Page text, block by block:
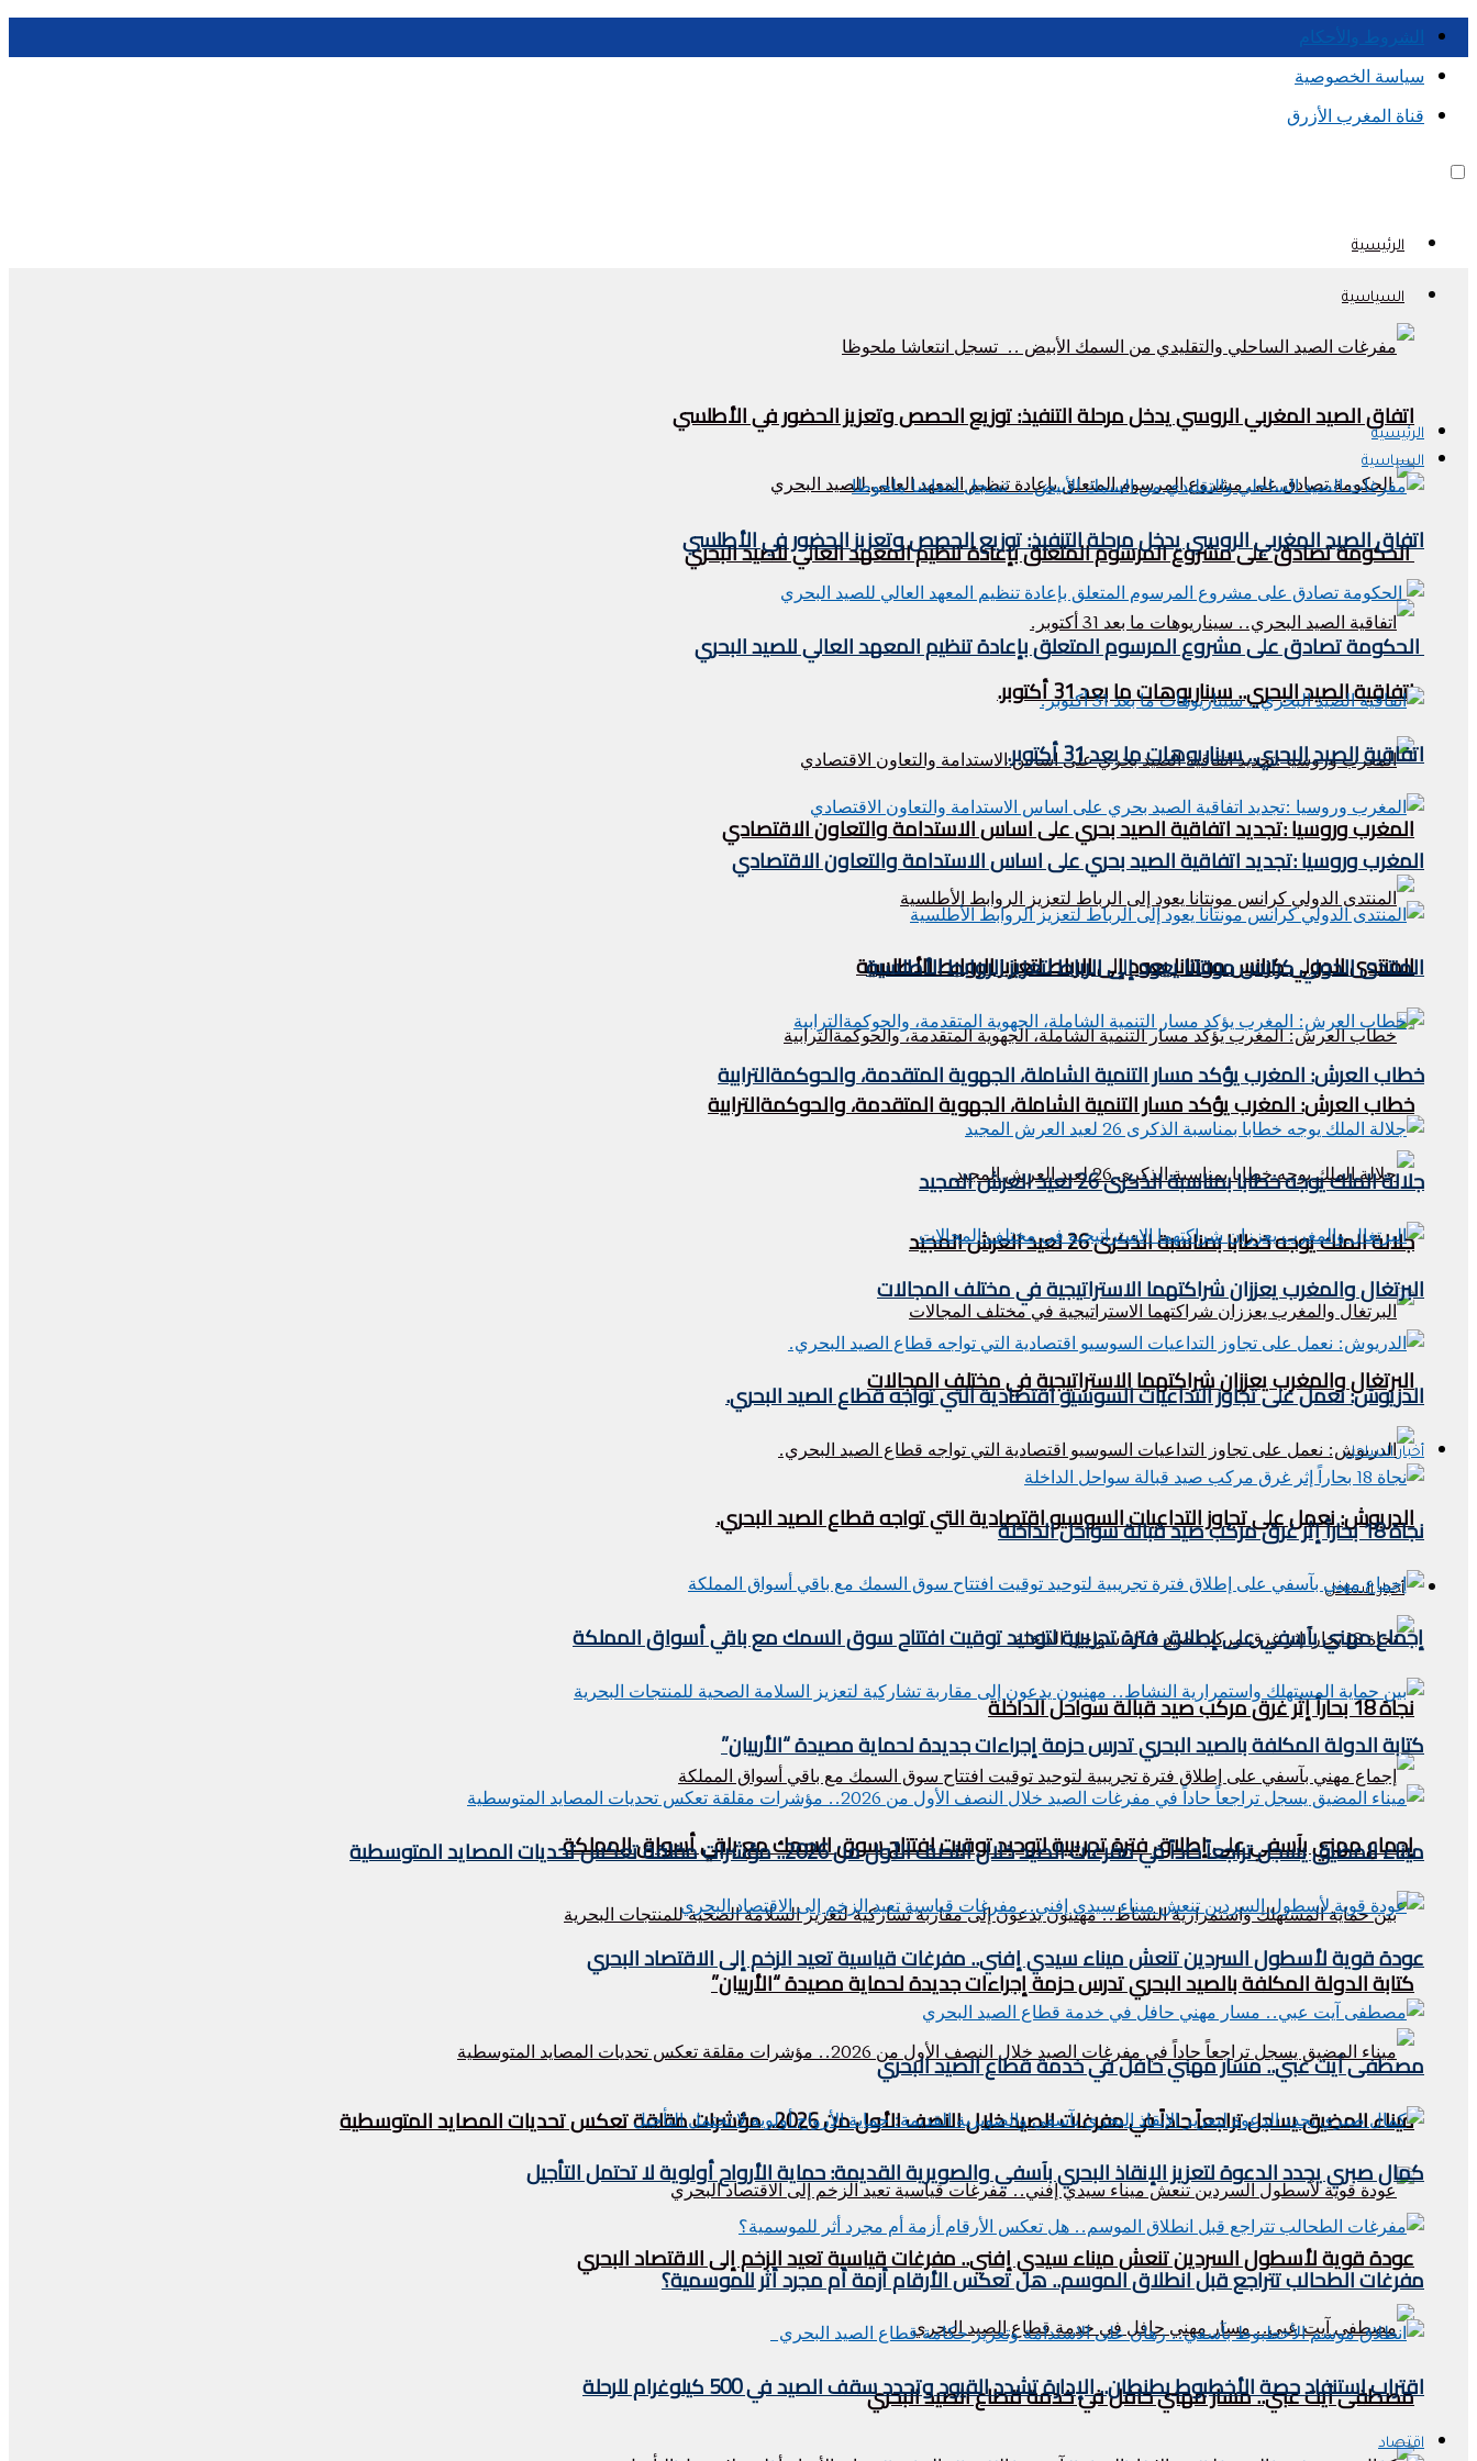
الشروط والأحكام
سياسة الخصوصية
قناة المغرب الأزرق
الرئيسية
السياسية
اتفاق الصيد المغربي الروسي يدخل مرحلة التنفيذ: توزيع الحصص وتعزيز الحضور في الأطلسي
الحكومة تصادق على مشروع المرسوم المتعلق بإعادة تنظيم المعهد العالي للصيد البحري
اتفاقية الصيد البحري.. سيناريوهات ما بعد 31 أكتوبر.
المغرب وروسيا :تجديد اتفاقية الصيد بحري على اساس الاستدامة والتعاون الاقتصادي
المنتدى الدولي كرانس مونتانا يعود إلى الرباط لتعزيز الروابط الأطلسية
خطاب العرش: المغرب يؤكد مسار التنمية الشاملة، الجهوية المتقدمة، والحوكمةالترابية
جلالة الملك يوجه خطابا بمناسبة الذكرى 26 لعيد العرش المجيد
البرتغال والمغرب يعززان شراكتهما الاستراتيجية في مختلف المجالات
الدريوش: نعمل على تجاوز التداعيات السوسيو اقتصادية التي تواجه قطاع الصيد البحري.
أخبار الساحل
نجاة 18 بحاراً إثر غرق مركب صيد قبالة سواحل الداخلة
إجماع مهني بآسفي على إطلاق فترة تجريبية لتوحيد توقيت افتتاح سوق السمك مع باقي أسواق المملكة
كتابة الدولة المكلفة بالصيد البحري تدرس حزمة إجراءات جديدة لحماية مصيدة “الأربيان”
ميناء المضيق يسجل تراجعاً حاداً في مفرغات الصيد خلال النصف الأول من 2026.. مؤشرات مقلقة تعكس تحديات المصايد المتوسطية
عودة قوية لأسطول السردين تنعش ميناء سيدي إفني.. مفرغات قياسية تعيد الزخم إلى الاقتصاد البحري
مصطفى آيت عبي.. مسار مهني حافل في خدمة قطاع الصيد البحري
الرئيسية
السياسية
اتفاق الصيد المغربي الروسي يدخل مرحلة التنفيذ: توزيع الحصص وتعزيز الحضور في الأطلسي
الحكومة تصادق على مشروع المرسوم المتعلق بإعادة تنظيم المعهد العالي للصيد البحري
اتفاقية الصيد البحري.. سيناريوهات ما بعد 31 أكتوبر.
المغرب وروسيا :تجديد اتفاقية الصيد بحري على اساس الاستدامة والتعاون الاقتصادي
المنتدى الدولي كرانس مونتانا يعود إلى الرباط لتعزيز الروابط الأطلسية
خطاب العرش: المغرب يؤكد مسار التنمية الشاملة، الجهوية المتقدمة، والحوكمةالترابية
جلالة الملك يوجه خطابا بمناسبة الذكرى 26 لعيد العرش المجيد
البرتغال والمغرب يعززان شراكتهما الاستراتيجية في مختلف المجالات
الدريوش: نعمل على تجاوز التداعيات السوسيو اقتصادية التي تواجه قطاع الصيد البحري.
أخبار الساحل
نجاة 18 بحاراً إثر غرق مركب صيد قبالة سواحل الداخلة
إجماع مهني بآسفي على إطلاق فترة تجريبية لتوحيد توقيت افتتاح سوق السمك مع باقي أسواق المملكة
كتابة الدولة المكلفة بالصيد البحري تدرس حزمة إجراءات جديدة لحماية مصيدة “الأربيان”
ميناء المضيق يسجل تراجعاً حاداً في مفرغات الصيد خلال النصف الأول من 2026.. مؤشرات مقلقة تعكس تحديات المصايد المتوسطية
عودة قوية لأسطول السردين تنعش ميناء سيدي إفني.. مفرغات قياسية تعيد الزخم إلى الاقتصاد البحري
مصطفى آيت عبي.. مسار مهني حافل في خدمة قطاع الصيد البحري
كمال صبري يجدد الدعوة لتعزيز الإنقاذ البحري بآسفي والصويرية القديمة: حماية الأرواح أولوية لا تحتمل التأجيل
مفرغات الطحالب تتراجع قبل انطلاق الموسم.. هل تعكس الأرقام أزمة أم مجرد أثر للموسمية؟
اقتراب استنفاد حصة الأخطبوط بطنطان.. الإدارة تشدد القيود وتحدد سقف الصيد في 500 كيلوغرام للرحلة
اقتصاد